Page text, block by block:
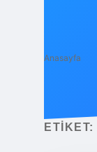
Anasayfa
ETIKET: